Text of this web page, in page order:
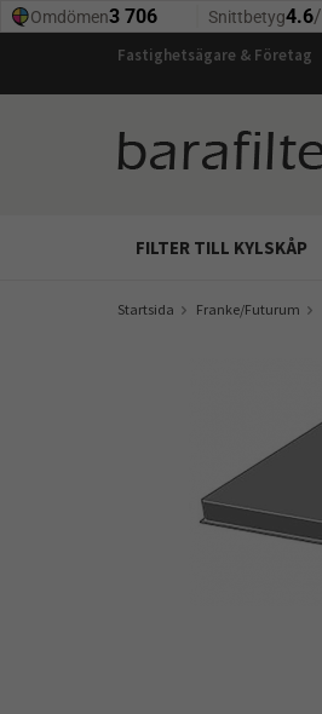
Fastighetsägare & Företag
FILTER TILL KYLSKÅP
Startsida Franke/Futurum